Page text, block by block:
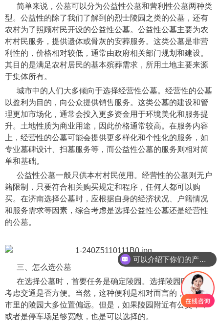
简单来说，公墓可以分为公益性公墓和营利性公墓两种类
型。公益性的除了我们了解到的烈士陵园之类的公墓，还有
农村为了照顾村民开设的公益性公墓。公益性公墓主要为农
村村民服务，提供遗体或骨灰的安葬服务。这类公墓是非营
利性的，价格相对较低，通常由政府相关部门规划和建设。
其目的是满足农村居民的基本殡葬需求，所用土地主要来源
于集体所有。
城市中的人们大多倾向于选择经营性公墓。经营性的公墓
以盈利为目的，向公众提供销售服务。这类公墓的建设和管
理更加市场化，通常会投入更多资金用于环境美化和服务提
升。土地性质为商业用途，因此价格通常较高。在服务内容
上，经营性的公墓可能会提供更多样化和个性化的服务，如
专业墓碑设计、扫墓服务等，而公益性公墓的服务则相对简
单和基础。
公益性公墓一般只供本村村民使用。经营性的公墓则无户
籍限制，只要符合相关购买规定和程序，任何人都可以购
买。在济南选择公墓时，应根据自身的经济状况、户籍情况
和服务需求等因素，综合考虑是选择公益性公墓还是经营性
的公墓。
三、怎么选公墓
在选择公墓时，首要任务是确定陵园。选择陵园时，主要
考虑交通是否方便。当然，这种便利是相对而言的，因为城
市里的陵园大多位置偏远。但是，如果陵园附近有公交车，
或者是停车场足够宽敞，也是可以选择的。
可以介绍下你们的产品么